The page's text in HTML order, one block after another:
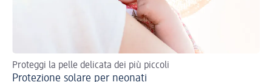
Proteggi la pelle delicata dei più piccoli
Protezione solare per neonati